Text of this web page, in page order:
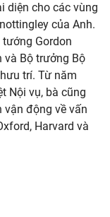
diện cho các vùng
của Anh.
Gordon
và Bộ trưởng Bộ
trí. Từ năm
Nội vụ, bà cũng
vận động về vấn
Harvard và